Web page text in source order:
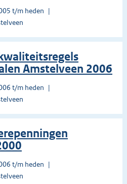
t/m heden
Amstelveen 2006
t/m heden
t/m heden